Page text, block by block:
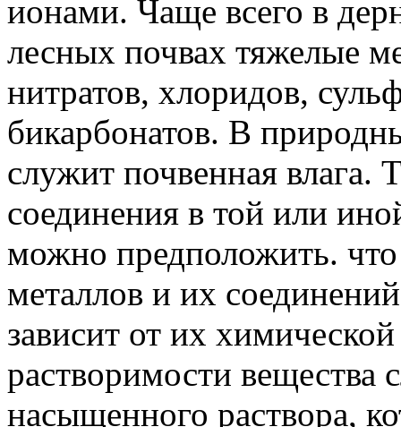
ионами. Чаще всего в
лесных почвах тяжелые
нитратов, хлоридов,
бикарбонатов. В
служит почвенная влага.
соединения в той или
можно предположить.
металлов и их
зависит от их
растворимости вещества
насыщенного раствора,